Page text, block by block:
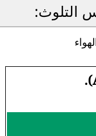
التلوث: